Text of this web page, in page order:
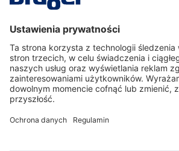
Serwisowa linia hotline
O nas
Korzystanie ze sklepu